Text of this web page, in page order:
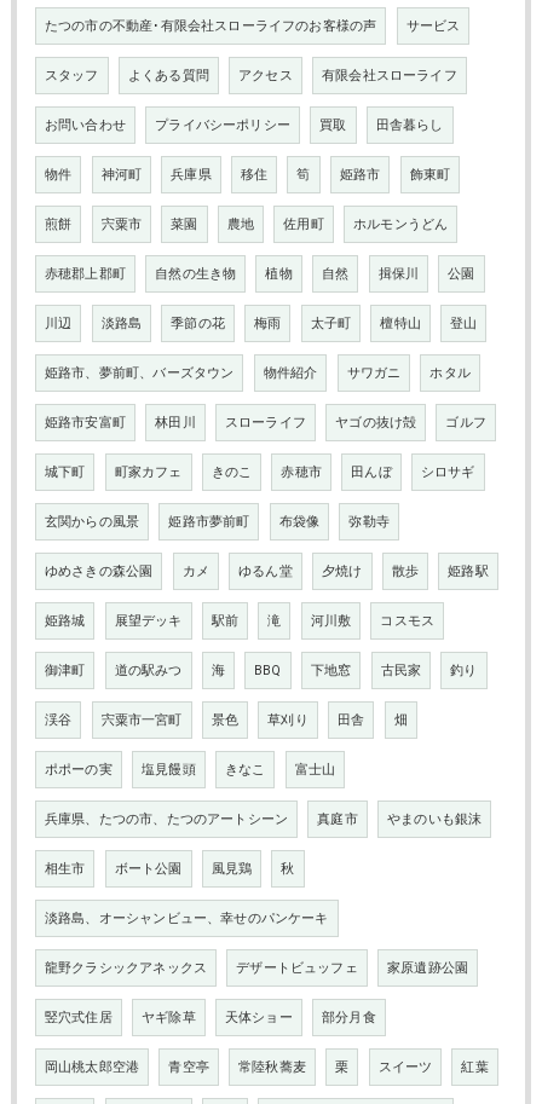
たつの市の不動産･有限会社スローライフのお客様の声 サービス
スタッフ よくある質問 アクセス 有限会社スローライフ
お問い合わせ プライバシーポリシー 買取 田舎暮らし
物件 神河町 兵庫県 移住 筍 姫路市 飾東町
煎餅 宍粟市 菜園 農地 佐用町 ホルモンうどん
赤穂郡上郡町 自然の生き物 植物 自然 揖保川 公園
川辺 淡路島 季節の花 梅雨 太子町 檀特山 登山
姫路市、夢前町、バーズタウン 物件紹介 サワガニ ホタル
姫路市安富町 林田川 スローライフ ヤゴの抜け殻 ゴルフ
城下町 町家カフェ きのこ 赤穂市 田んぼ シロサギ
玄関からの風景 姫路市夢前町 布袋像 弥勒寺
ゆめさきの森公園 カメ ゆるん堂 夕焼け 散歩 姫路駅
姫路城 展望デッキ 駅前 滝 河川敷 コスモス
御津町 道の駅みつ 海 BBQ 下地窓 古民家 釣り
渓谷 宍粟市一宮町 景色 草刈り 田舎 畑
ポポーの実 塩見饅頭 きなこ 富士山
兵庫県、たつの市、たつのアートシーン 真庭市 やまのいも銀沫
相生市 ボート公園 風見鶏 秋
淡路島、オーシャンビュー、幸せのパンケーキ
龍野クラシックアネックス デザートビュッフェ 家原遺跡公園
竪穴式住居 ヤギ除草 天体ショー 部分月食
岡山桃太郎空港 青空亭 常陸秋蕎麦 栗 スイーツ 紅葉